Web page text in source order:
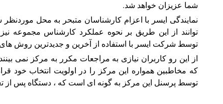
شما عزیزان خواهد شد.
نمایندگی ایسر با اعزام کارشناسان متبحر به محل موردنظر
توانند از این طریق بر نحوه عملکرد کارشناس مجموعه
توسط شرکت ایسر با استفاده از آخرین و جدیدترین روش
از این رو کاربران نیازی به مراجعات مکرر به مرکز نمی
که مخاطبین همواره این مرکز را در اولویت انتخاب خود
توسط پرسنل این مرکز به گونه ای است که ، دستگاه پس از